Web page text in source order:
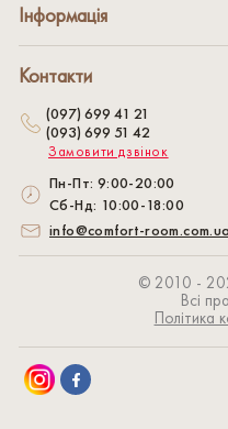
© 2010 -
Всі
Політика
Інформація
Контакти
(097) 699 41 21
(093) 699 51 42
Замовити дзвінок
Пн-Пт: 9:00-20:00
Сб-Нд: 10:00-18:00
info@comfort-room.com.ua